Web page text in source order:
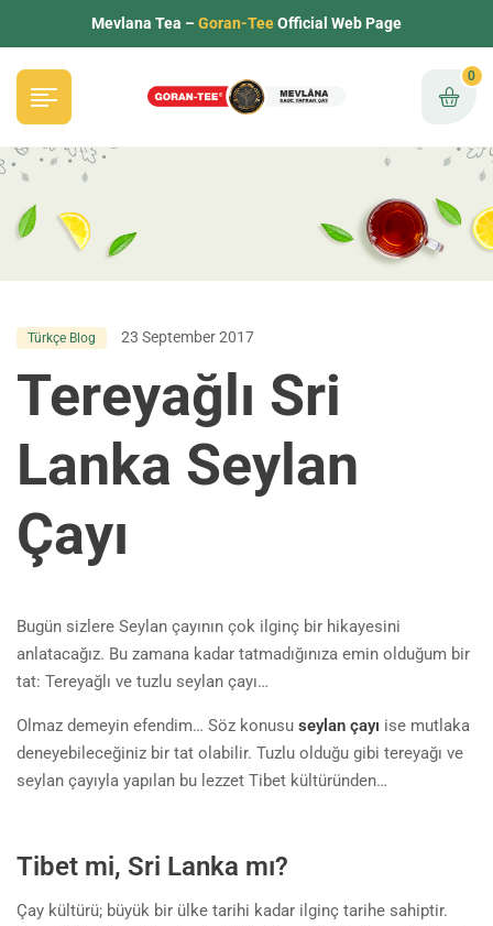
Mevlana Tea –Goran-TeeOfficial Web Page
0
Türkçe Blog 23 September 2017
Tereyağlı Sri
Lanka Seylan
Çayı
Bugün sizlere Seylan çayının çok ilginç bir hikayesini
anlatacağız. Bu zamana kadar tatmadığınıza emin olduğum bir
tat: Tereyağlı ve tuzlu seylan çayı…
Olmaz demeyin efendim… Söz konusu seylan çayı ise mutlaka
deneyebileceğiniz bir tat olabilir. Tuzlu olduğu gibi tereyağı ve
seylan çayıyla yapılan bu lezzet Tibet kültüründen…
Tibet mi, Sri Lanka mı?
Çay kültürü; büyük bir ülke tarihi kadar ilginç tarihe sahiptir.